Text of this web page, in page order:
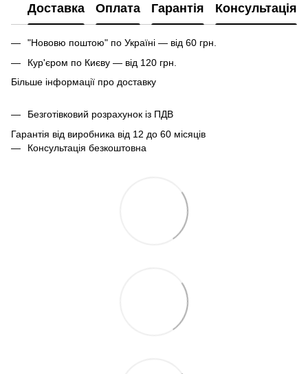
Доставка Оплата Гарантія Консультація
"Нововю поштою" по Україні — від 60 грн.
Кур'єром по Києву — від 120 грн.
Більше інформації про доставку
Безготівковий розрахунок із ПДВ
Гарантія від виробника від 12 до 60 місяців
Консультація безкоштовна